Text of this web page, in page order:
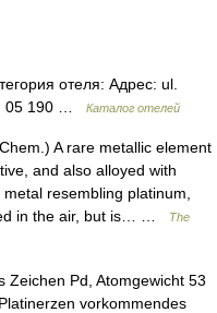
отеля: Адрес: ul.
05 190 …
Каталог отелей
A rare metallic element
and also alloyed with
resembling platinum,
in the air, but is… …
The
Pd, Atomgewicht 53
vorkommendes